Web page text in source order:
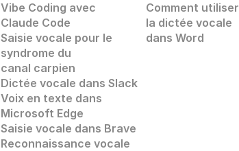
Vibe Coding avec
Claude Code
Saisie vocale pour le
syndrome du
canal carpien
Dictée vocale dans Slack
Voix en texte dans
Microsoft Edge
Saisie vocale dans Brave
Reconnaissance vocale
Comment utiliser
la dictée vocale
dans Word